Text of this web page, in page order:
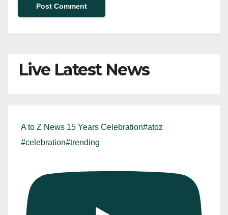
Live Latest News
A to Z News 15 Years Celebration#atoz
#celebration#trending